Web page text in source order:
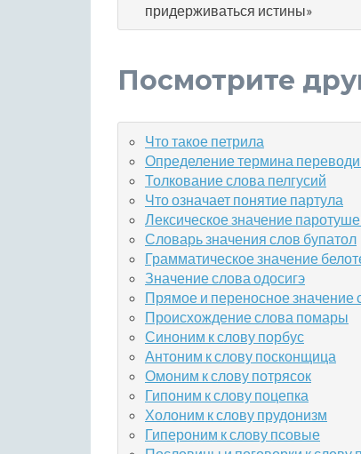
придерживаться истины»
Посмотрите
Что такое петрила
Определение термина
Толкование слова пелгусий
Что означает понятие партула
Лексическое значение
Словарь значения слов бупатол
Грамматическое значение
Значение слова одосигэ
Прямое и переносное значение
Происхождение слова помары
Синоним к слову порбус
Антоним к слову посконщица
Омоним к слову потрясок
Гипоним к слову поцепка
Холоним к слову прудонизм
Гипероним к слову псовые